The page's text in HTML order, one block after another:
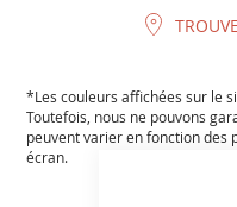
*Les couleurs affichées sur le
Toutefois, nous ne pouvons
peuvent varier en fonction des
écran.